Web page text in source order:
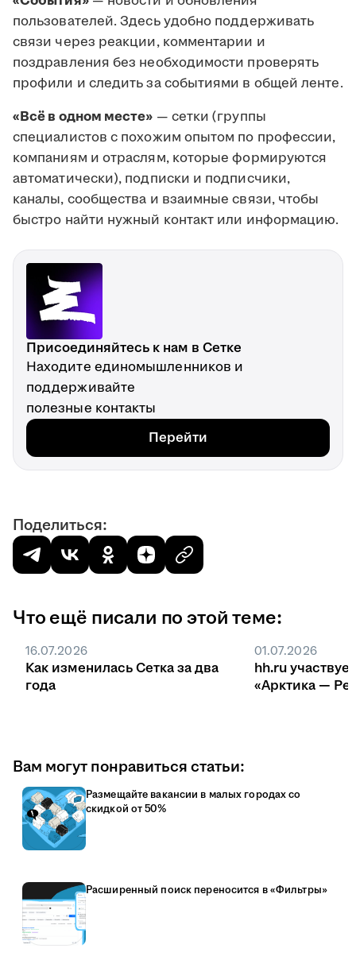
пользователей. Здесь удобно поддерживать
связи через реакции, комментарии и
поздравления без необходимости проверять
профили и следить за событиями в общей ленте.
«Всё в одном месте» — сетки (группы
специалистов с похожим опытом по профессии,
компаниям и отраслям, которые формируются
автоматически), подписки и подписчики,
каналы, сообщества и взаимные связи, чтобы
быстро найти нужный контакт или информацию.
Присоединяйтесь к нам в Сетке
Находите единомышленников и
поддерживайте
полезные контакты
Перейти
Поделиться:
Что ещё писали по этой теме:
16.07.2026
Как изменилась Сетка за два
года
01.07.2026
hh.ru
«Арктика —
Вам могут понравиться статьи:
Размещайте вакансии в малых городах со
скидкой от 50%
Расширенный поиск переносится в «Фильтры»